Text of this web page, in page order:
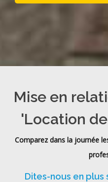
Mise en
'Location
Comparez dans la journée
Dites-nous en